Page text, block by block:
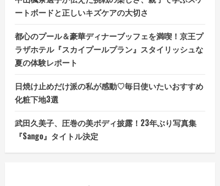
ートボードと正しいキズケアの大切さ
都心のプール＆豪華ディナーブッフェを満喫！京王プ
ラザホテル『スカイプールプラン』スタイリッシュな
夏の体験レポート
日焼け止めだけ派の私が感動♡毎日使いたいおすすめ
化粧下地3選
武田久美子、圧巻の美ボディ披露！23年ぶり写真集
『Sango』タイトル決定